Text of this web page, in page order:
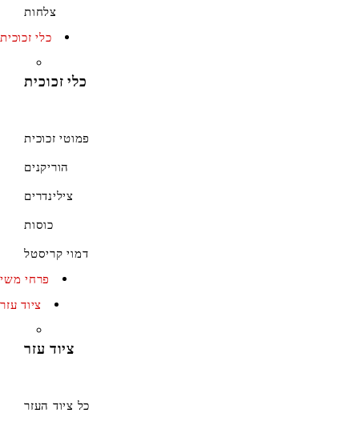
צלחות
כלי זכוכית
כלי זכוכית
פמוטי זכוכית
הוריקנים
צילינדרים
דמוי קריסטל
פרחי משי
ציוד עזר
ציוד עזר
כל ציוד העזר